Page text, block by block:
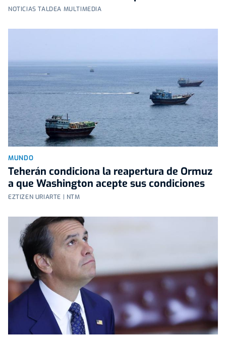
NOTICIAS TALDEA MULTIMEDIA
MUNDO
Teherán condiciona la reapertura de Ormuz
a que Washington acepte sus condiciones
EZTIZEN URIARTE | NTM